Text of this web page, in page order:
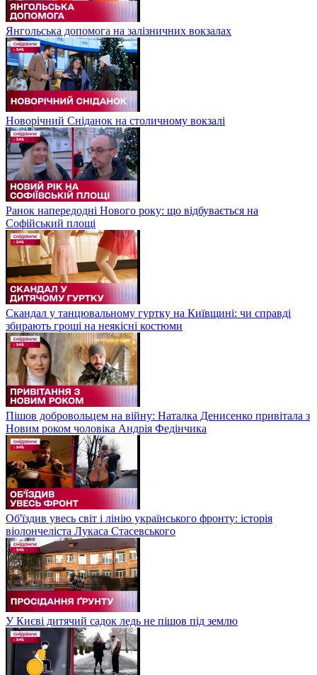
Янгольська допомога на залізничних вокзалах
Новорічний Сніданок на столичному вокзалі
Ранок напередодні Нового року: що відбувається на
Софійський площі
Скандал у танцювальному гуртку на Київщині: чи справді
збирають гроші на неякісні костюми
Пішов добровольцем на війну: Наталка Денисенко привітала з
Новим роком чоловіка Андрія Федінчика
Об'їздив увесь світ і лінію українського фронту: історія
віолончеліста Лукаса Стасевського
У Києві дитячий садок ледь не пішов під землю